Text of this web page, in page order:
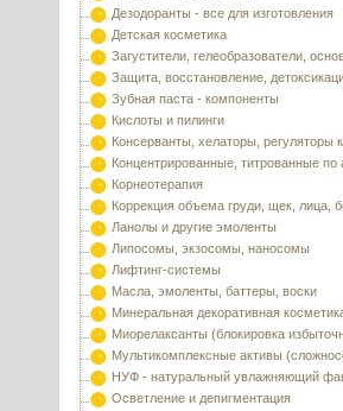
Дезодоранты - все для изготовления
Детская косметика
Загустители, гелеобразователи,
Защита, восстановление,
Зубная паста - компоненты
Кислоты и пилинги
Консерванты, хелаторы, регуляторы
Концентрированные, титрованные
Корнеотерапия
Коррекция объема груди, щек, лица,
Ланолы и другие эмоленты
Липосомы, экзосомы, наносомы
Лифтинг-системы
Масла, эмоленты, баттеры, воски
Минеральная декоративная
Миорелаксанты (блокировка
Мультикомплексные активы
НУФ - натуральный увлажняющий
Осветление и депигментация